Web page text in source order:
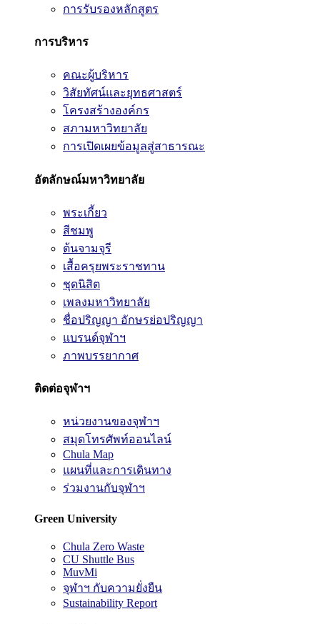
การรับรองหลักสูตร
การบริหาร
คณะผู้บริหาร
วิสัยทัศน์และยุทธศาสตร์
โครงสร้างองค์กร
สภามหาวิทยาลัย
การเปิดเผยข้อมูลสู่สาธารณะ
อัตลักษณ์มหาวิทยาลัย
พระเกี้ยว
สีชมพู
ต้นจามจุรี
เสื้อครุยพระราชทาน
ชุดนิสิต
เพลงมหาวิทยาลัย
ชื่อปริญญา อักษรย่อปริญญา
แบรนด์จุฬาฯ
ภาพบรรยากาศ
ติดต่อจุฬาฯ
หน่วยงานของจุฬาฯ
สมุดโทรศัพท์ออนไลน์
Chula Map
แผนที่และการเดินทาง
ร่วมงานกับจุฬาฯ
Green University
Chula Zero Waste
CU Shuttle Bus
MuvMi
จุฬาฯ กับความยั่งยืน
Sustainability Report